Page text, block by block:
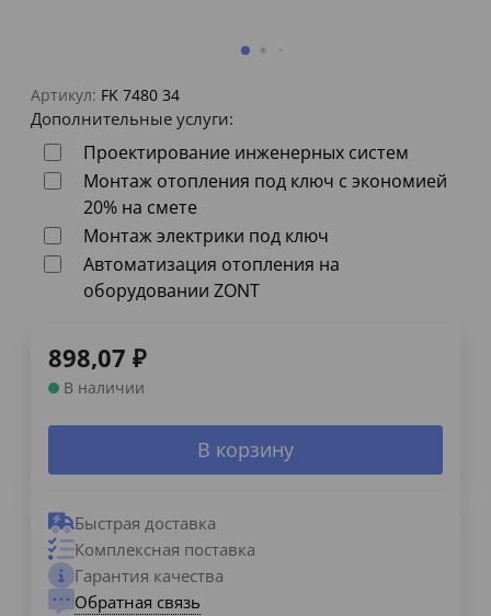
Артикул: FK 7480 34
Дополнительные услуги:
Проектирование инженерных систем
Монтаж отопления под ключ с экономией
20% на смете
Монтаж электрики под ключ
Автоматизация отопления на
оборудовании ZONT
898,07 ₽
В наличии
В корзину
Быстрая доставка
Комплексная поставка
Гарантия качества
Обратная связь